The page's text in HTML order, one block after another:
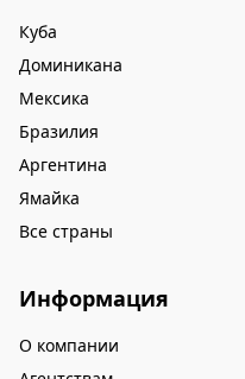
Куба
Доминикана
Мексика
Бразилия
Аргентина
Ямайка
Все страны
Информация
О компании